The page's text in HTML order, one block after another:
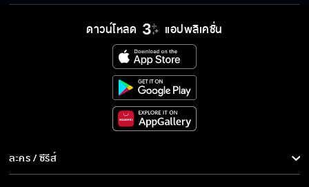
ดาวน์โหลด แอปพลิเคชั่น
ละคร / ซีรีส์
ละคร/ซีรีส์